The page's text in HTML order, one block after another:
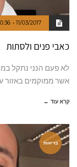
11/03/2017
כאבי פנים ולסתות
לא פעם הנני נתקל
אשר ממוקמים באזור
קרא עוד ←
בריאות